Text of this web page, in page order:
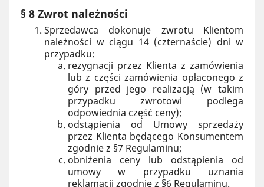
§ 8 Zwrot należności
Sprzedawca dokonuje zwrotu Klientom
należności w ciągu 14 (czternaście) dni w
przypadku:
rezygnacji przez Klienta z zamówienia
lub z części zamówienia opłaconego z
góry przed jego realizacją (w takim
przypadku zwrotowi podlega
odpowiednia część ceny);
odstąpienia od Umowy sprzedaży
przez Klienta będącego Konsumentem
zgodnie z §7 Regulaminu;
obniżenia ceny lub odstąpienia od
umowy w przypadku uznania
reklamacji zgodnie z §6 Regulaminu.